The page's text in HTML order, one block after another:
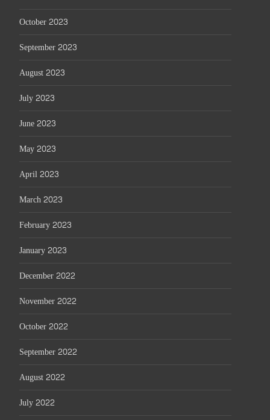
October 2023
September 2023
August 2023
July 2023
June 2023
May 2023
April 2023
March 2023
February 2023
January 2023
December 2022
November 2022
October 2022
September 2022
August 2022
July 2022